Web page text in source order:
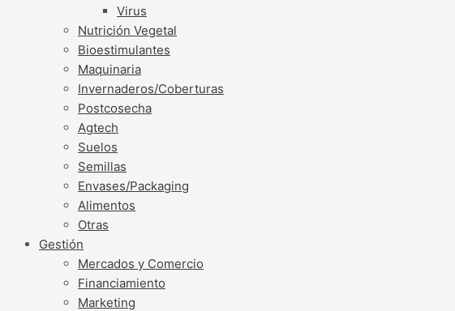
Virus
Nutrición Vegetal
Bioestimulantes
Maquinaria
Invernaderos/Coberturas
Postcosecha
Agtech
Suelos
Semillas
Envases/Packaging
Alimentos
Otras
Gestión
Mercados y Comercio
Financiamiento
Marketing